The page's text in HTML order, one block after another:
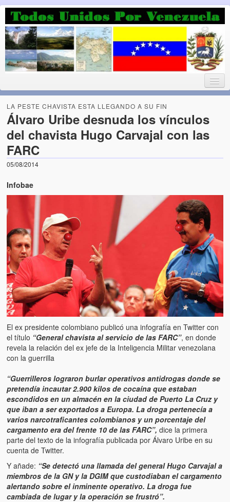
Luchando por la Democracia
Fuera el chavismo, la peor peste que le ha caido a esta tierra
Home
¡Bienvenido!
Blog. (Todos Unidos por Venezuela welcomes you to our Blog)
Acerca de este blog (About this Blog)
Artículos
El Tipo y los Rojos en Los Teques (The Jerk and the Reds in
Teques)
Hablé con Chavistas (I spoke with chavistas)
La burla del Chavez “tan amante de los niños” (The mockery of
Chavez “such a children lover”)
Los niños de las calles de Venezuela (Children of the streets of
Venezuela)
Puente Llaguno, Miraflores… ¿y Lina?
Radio Emisoras y canales de televisión clausurados por el
de Chávez hasta el 2009
Victimas del 11 de abril de 2002
Víctimas del régimen dictatorial de Chávez desde que tomó el
poder hasta el 31 de diciembre de 2009
Víctimas inocentes de la violencia castrista del 4 de Febrero de
LA PESTE CHAVISTA ESTA LLEGANDO A SU FIN
Álvaro Uribe desnuda los vínculos
del chavista Hugo Carvajal con las
FARC
05/08/2014
Infobae
El ex presidente colombiano publicó una infografía en Twitter con
el título “General chavista al servicio de las FARC”, en donde
revela la relación del ex jefe de la Inteligencia Militar venezolana
con la guerrilla
“Guerrilleros lograron burlar operativos antidrogas donde se
pretendía incautar 2.900 kilos de cocaína que estaban
escondidos en un almacén en la ciudad de Puerto La Cruz y
que iban a ser exportados a Europa. La droga pertenecía a
varios narcotraficantes colombianos y un porcentaje del
cargamento era del frente 10 de las FARC”, dice la primera
parte del texto de la infografía publicada por Álvaro Uribe en su
cuenta de Twitter.
Y añade: “Se detectó una llamada del general Hugo Carvajal a
miembros de la GN y la DGIM que custodiaban el cargamento
alertando sobre el inminente operativo. La droga fue
cambiada de lugar y la operación se frustró”.